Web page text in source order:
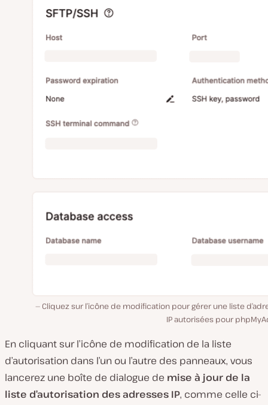
Cliquez sur l’icône de modification pour gérer une liste
IP autorisées pour
En cliquant sur l’icône de modification de la liste
d’autorisation dans l’un ou l’autre des panneaux, vous
lancerez une boîte de dialogue de mise à jour de la
liste d’autorisation des adresses IP, comme celle ci-